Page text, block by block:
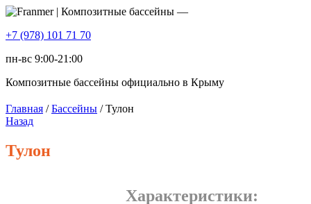
+7 (978) 101 71 70
пн-вс 9:00-21:00
Композитные бассейны официально в Крыму
Главная /Бассейны / Тулон
Назад
Тулон
Характеристики: